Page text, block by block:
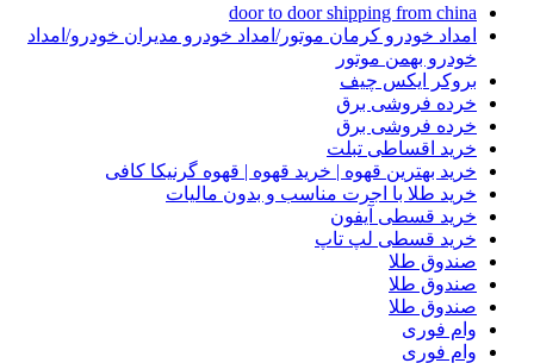
door to door shipping from china
امداد خودرو کرمان موتور/امداد خودرو مدیران خودرو/امداد
خودرو بهمن موتور
بروکر ایکس چیف
خرده فروشی برق
خرده فروشی برق
خرید اقساطی تبلت
خرید بهترین قهوه | خرید قهوه | قهوه گرنیکا کافی
خرید طلا با اجرت مناسب و بدون مالیات
خرید قسطی آیفون
خرید قسطی لپ تاپ
صندوق طلا
صندوق طلا
صندوق طلا
وام فوری
وام فوری